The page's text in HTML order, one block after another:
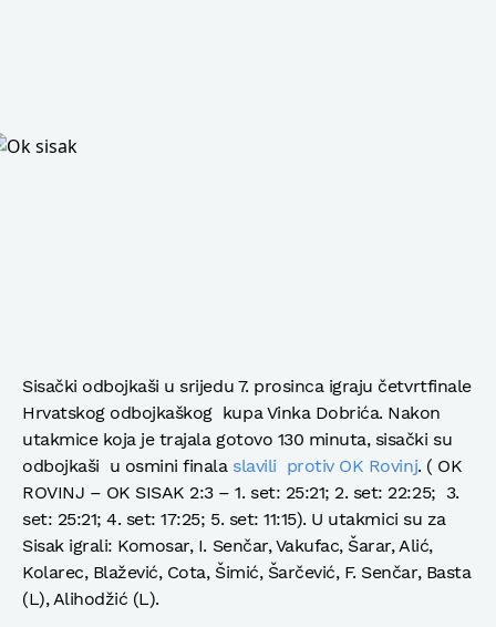
Sisački odbojkaši u srijedu 7. prosinca igraju četvrtfinale
Hrvatskog odbojkaškog kupa Vinka Dobrića. Nakon
utakmice koja je trajala gotovo 130 minuta, sisački su
odbojkaši u osmini finala slavili protiv OK Rovinj. ( OK
ROVINJ – OK SISAK 2:3 – 1. set: 25:21; 2. set: 22:25; 3.
set: 25:21; 4. set: 17:25; 5. set: 11:15). U utakmici su za
Sisak igrali: Komosar, I. Senčar, Vakufac, Šarar, Alić,
Kolarec, Blažević, Cota, Šimić, Šarčević, F. Senčar, Basta
(L), Alihodžić (L).